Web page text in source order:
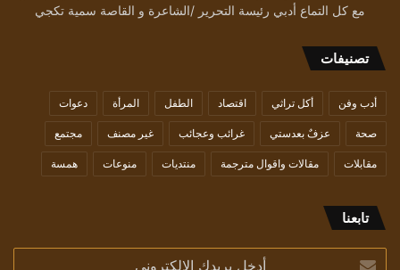
مع كل التماع أدبي رئيسة التحرير /الشاعرة و القاصة سمية تكجي
تصنيفات
أدب وفن أكل تراثي اقتصاد الطفل المرأة دعوات
صحة عزفٌ بعدستي غرائب وعجائب غير مصنف مجتمع
مقابلات مقالات واقوال مترجمة منتديات منوعات همسة
تابعنا